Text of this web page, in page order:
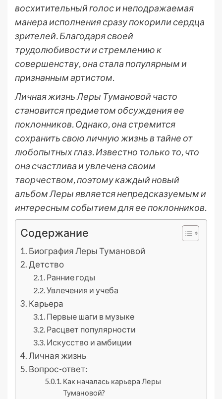
восхитительный голос и неподражаемая
манера исполнения сразу покорили сердца
зрителей. Благодаря своей
трудолюбивости и стремлению к
совершенству, она стала популярным и
признанным артистом.
Личная жизнь Леры Тумановой часто
становится предметом обсуждения ее
поклонников. Однако, она стремится
сохранить свою личную жизнь в тайне от
любопытных глаз. Известно только то, что
она счастлива и увлечена своим
творчеством, поэтому каждый новый
альбом Леры является непредсказуемым и
интересным событием для ее поклонников.
Содержание
Биография Леры Тумановой
Детство
Ранние годы
Увлечения и учеба
Карьера
Первые шаги в музыке
Расцвет популярности
Искусство и амбиции
Личная жизнь
Вопрос-ответ:
Как началась карьера Леры
Тумановой?